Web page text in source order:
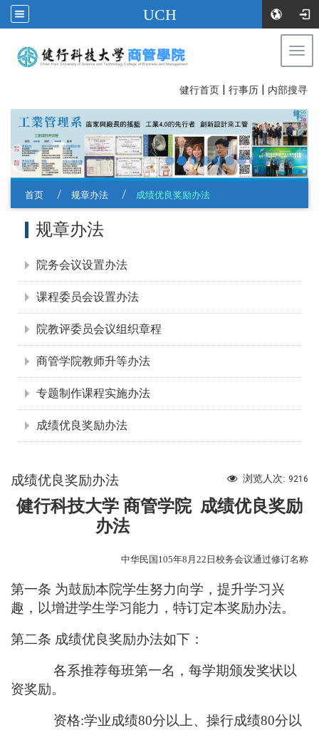
UCH
健行首页 | 行事历 | 内部搜寻
首页 规章办法 成绩优良奖励办法
规章办法
院务会议设置办法
课程委员会设置办法
院教评委员会议组织章程
商管学院教师升等办法
专题制作课程实施办法
成绩优良奖励办法
浏览人次: 9216
成绩优良奖励办法
健行科技大学 商管学院 成绩优良奖励
办法
中华民国 105年8 月22 日校务会议通过修订名称
第一条 为鼓励本院学生努力向学，提升学习兴
趣，以增进学生学习能力，特订定本奖励办法。
第二条 成绩优良奖励办法如下：
各系推荐每班第一名，每学期颁发奖状以
资奖励。
资格:学业成绩80分以上、操行成绩80分以